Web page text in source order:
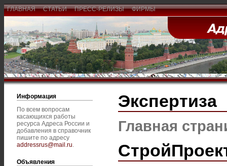
ГЛАВНАЯ СТАТЬИ ПРЕСС-РЕЛИЗЫ ФИРМЫ
Информация
По всем вопросам
касающихся работы
ресурса Адреса России и
добавления в справочник
пишите по адресу
addressrus@mail.ru.
Объявления
Экспертиза
Главная